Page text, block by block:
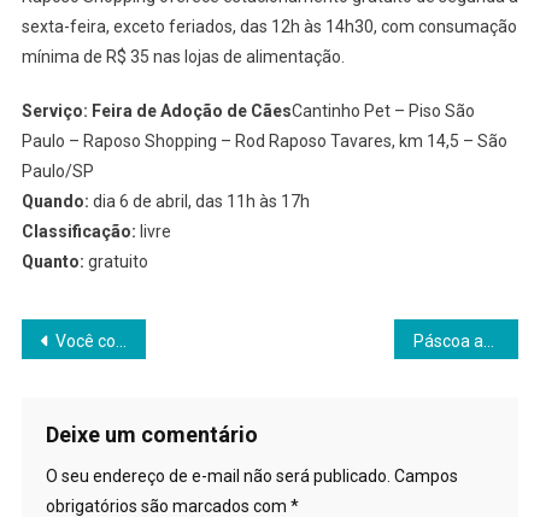
sexta-feira, exceto feriados, das 12h às 14h30, com consumação
mínima de R$ 35 nas lojas de alimentação.
Serviço: Feira de Adoção de CãesCantinho Pet – Piso São
Paulo – Raposo Shopping – Rod Raposo Tavares, km 14,5 – São
Paulo/SP
Quando: dia 6 de abril, das 11h às 17h
Classificação: livre
Quanto: gratuito
Navegação
Post
Você conhece o Portal Vet?
Deixe um comentário
O seu endereço de e-mail não será publicado. Campos
obrigatórios são marcados com *